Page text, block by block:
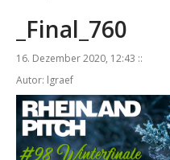
_Final_760
16. Dezember 2020, 12:43 ::
Autor: lgraef